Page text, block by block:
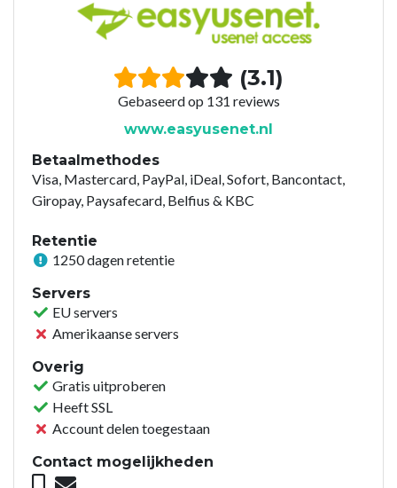
(3.1)
Gebaseerd op 131 reviews
www.easyusenet.nl
Betaalmethodes
Visa, Mastercard, PayPal, iDeal, Sofort, Bancontact,
Giropay, Paysafecard, Belfius & KBC
Retentie
1250 dagen retentie
Servers
EU servers
Amerikaanse servers
Overig
Gratis uitproberen
Heeft SSL
Account delen toegestaan
Contact mogelijkheden